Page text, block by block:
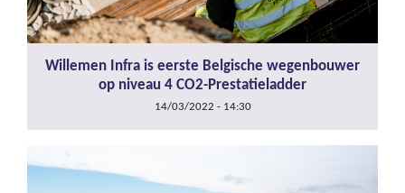
Willemen Infra is eerste Belgische wegenbouwer
op niveau 4 CO2-Prestatieladder
14/03/2022 - 14:30